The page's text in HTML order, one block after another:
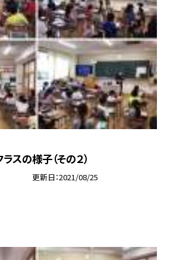
スの様子（その２）
更新日 2021/08/25